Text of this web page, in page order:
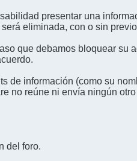
presentar una
eliminada, con o sin
que debamos bloquear su
de información (como su
no reúne ni envía ningún
del foro.